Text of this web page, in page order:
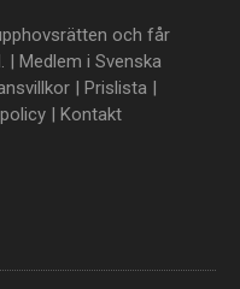
och får
| Medlem i Svenska
| Prislista |
| Kontakt